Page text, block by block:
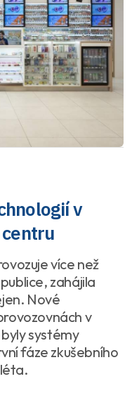
v
více než
zahájila
Nové
v
systémy
fáze zkušebního